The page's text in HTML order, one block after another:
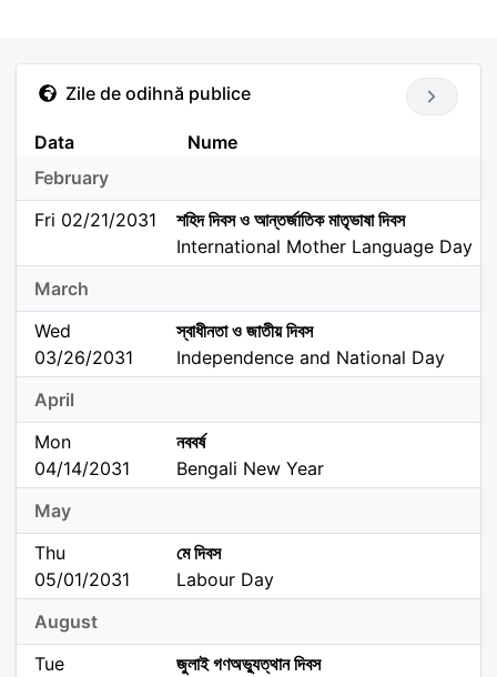
Zile de odihnă publice
Data
Nume
February
Fri 02/21/2031
শহিদ দিবস ও আন্তর্জাতিক মাতৃভাষা দিবস
International Mother Language Day
March
Wed
03/26/2031
স্বাধীনতা ও জাতীয় দিবস
Independence and National Day
April
Mon
04/14/2031
নববর্ষ
Bengali New Year
May
Thu
05/01/2031
মে দিবস
Labour Day
August
Tue
জুলাই গণঅভ্যুত্থান দিবস